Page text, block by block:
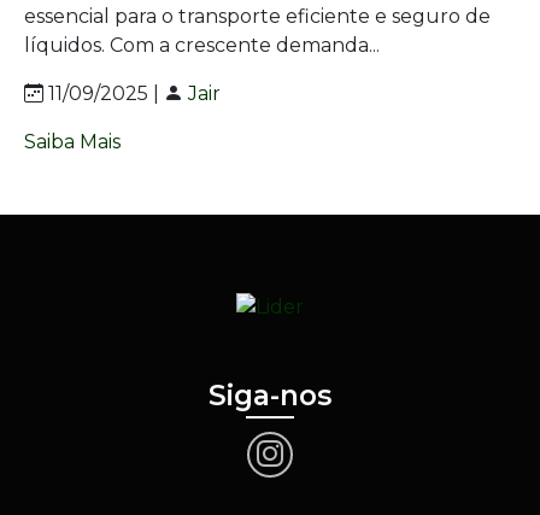
essencial para o transporte eficiente e seguro de
líquidos. Com a crescente demanda...
11/09/2025 | Jair
Saiba Mais
Siga-nos